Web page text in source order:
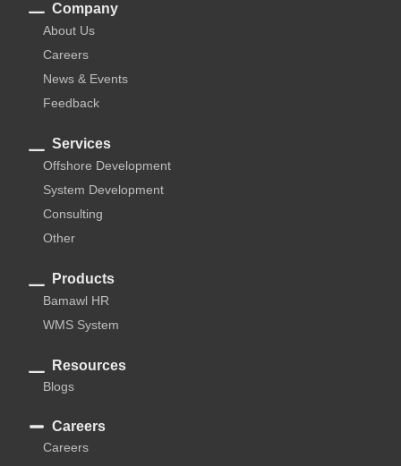
Company
About Us
Careers
News & Events
Feedback
Services
Offshore Development
System Development
Consulting
Other
Products
Bamawl HR
WMS System
Resources
Blogs
Careers
Careers